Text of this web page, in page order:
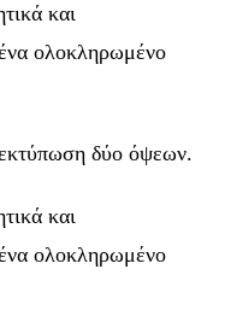
και
ολοκληρωμένο
δύο όψεων.
και
ολοκληρωμένο